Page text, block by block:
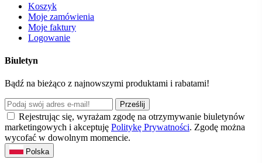
Koszyk
Moje zamówienia
Moje faktury
Logowanie
Biuletyn
Bądź na bieżąco z najnowszymi produktami i rabatami!
Prześlij
Rejestrując się, wyrażam zgodę na otrzymywanie biuletynów
marketingowych i akceptuję Politykę Prywatności. Zgodę można
wycofać w dowolnym momencie.
Polska